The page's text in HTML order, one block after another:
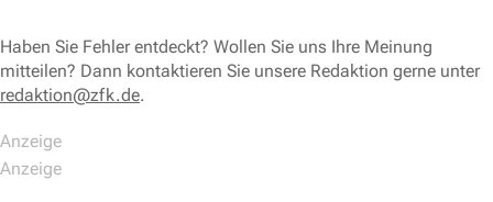
Haben Sie Fehler entdeckt? Wollen Sie uns Ihre Meinung
mitteilen? Dann kontaktieren Sie unsere Redaktion gerne unter
redaktion@zfk.de.